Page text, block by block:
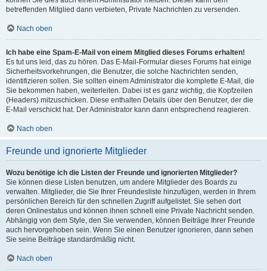
betreffenden Mitglied dann verbieten, Private Nachrichten zu versenden.
Nach oben
Ich habe eine Spam-E-Mail von einem Mitglied dieses Forums erhalten!
Es tut uns leid, das zu hören. Das E-Mail-Formular dieses Forums hat einige
Sicherheitsvorkehrungen, die Benutzer, die solche Nachrichten senden,
identifizieren sollen. Sie sollten einem Administrator die komplette E-Mail, die
Sie bekommen haben, weiterleiten. Dabei ist es ganz wichtig, die Kopfzeilen
(Headers) mitzuschicken. Diese enthalten Details über den Benutzer, der die
E-Mail verschickt hat. Der Administrator kann dann entsprechend reagieren.
Nach oben
Freunde und ignorierte Mitglieder
Wozu benötige ich die Listen der Freunde und ignorierten Mitglieder?
Sie können diese Listen benutzen, um andere Mitglieder des Boards zu
verwalten. Mitglieder, die Sie Ihrer Freundesliste hinzufügen, werden in Ihrem
persönlichen Bereich für den schnellen Zugriff aufgelistet. Sie sehen dort
deren Onlinestatus und können ihnen schnell eine Private Nachricht senden.
Abhängig von dem Style, den Sie verwenden, können Beiträge Ihrer Freunde
auch hervorgehoben sein. Wenn Sie einen Benutzer ignorieren, dann sehen
Sie seine Beiträge standardmäßig nicht.
Nach oben